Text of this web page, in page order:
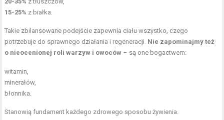
15-25% z białka.
Takie zbilansowane podejście zapewnia ciału wszystko, czego
potrzebuje do sprawnego działania i regeneracji. Nie zapominajmy też
o nieocenionej roli warzyw i owoców – są one bogactwem:
witamin,
minerałów,
błonnika.
Stanowią fundament każdego zdrowego sposobu żywienia.